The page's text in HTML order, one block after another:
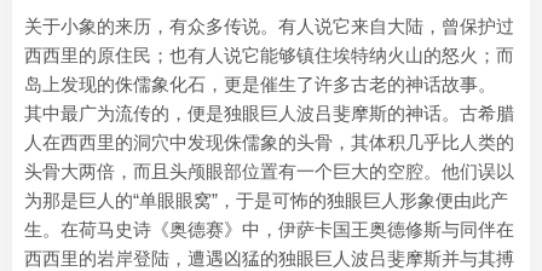
关于小象的来历，有众多传说。有人说它来自大陆，曾保护过
西西里的原住民；也有人说它能够镇住埃特纳火山的怒火；而
岛上发现的侏儒象化石，更是催生了许多古老的神话故事。
其中最广为流传的，便是独眼巨人波吕斐摩斯的神话。古希腊
人在西西里的洞穴中发现侏儒象的头骨，其体积几乎比人类的
头骨大两倍，而且头颅眼部位置有一个巨大的空腔。他们误以
为那是巨人的“单眼眼窝”，于是可怖的独眼巨人形象便由此产
生。在荷马史诗《奥德赛》中，伊萨卡国王奥德修斯与同伴在
西西里的岩岸登陆，遭遇凶猛的独眼巨人波吕斐摩斯并与其搏